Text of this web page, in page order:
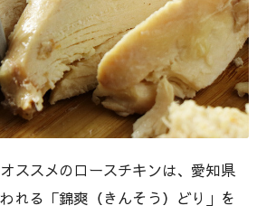
オススメのロースチキンは、愛知県
れる「錦爽（きんそう）どり」を